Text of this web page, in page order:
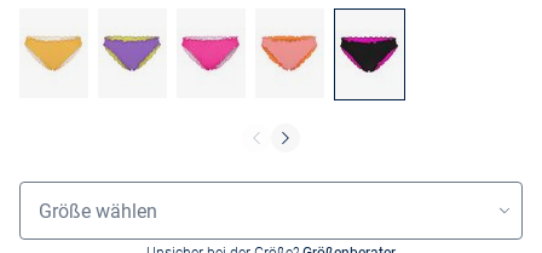
Grössenauswahl
Größe wählen